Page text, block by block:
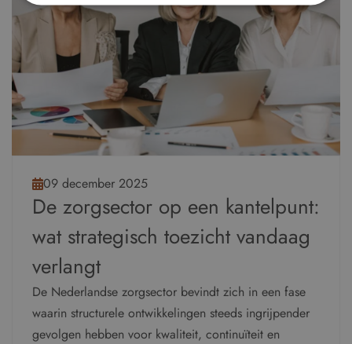
09 december 2025
De zorgsector op een kantelpunt:
wat strategisch toezicht vandaag
verlangt
De Nederlandse zorgsector bevindt zich in een fase
waarin structurele ontwikkelingen steeds ingrijpender
gevolgen hebben voor kwaliteit, continuïteit en